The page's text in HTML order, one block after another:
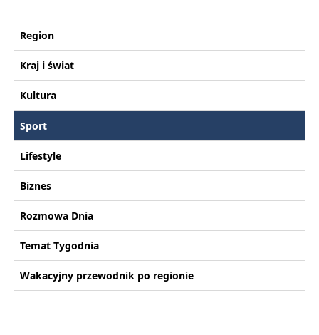
Region
Kraj i świat
Kultura
Sport
Lifestyle
Biznes
Rozmowa Dnia
Temat Tygodnia
Wakacyjny przewodnik po regionie